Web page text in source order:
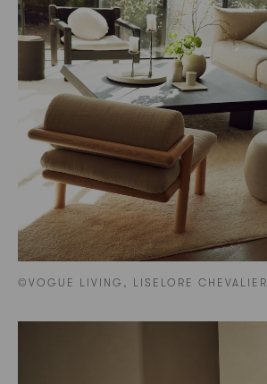
©VOGUE LIVING, LISELORE CHEVALIER